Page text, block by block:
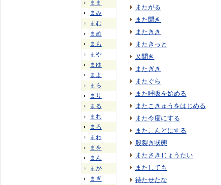
まま
まみ
まむ
まめ
まも
まや
まゆ
まよ
まら
まり
まる
まれ
まろ
まわ
まを
まん
まが
まぎ
またがる
また聞き
またきき
またきっと
又聞き
またぎき
またぐら
また呼吸を始める
またこきゅうをはじめる
また今度にする
またこんどにする
股裂き状態
またさきじょうたい
またしても
待たせたな